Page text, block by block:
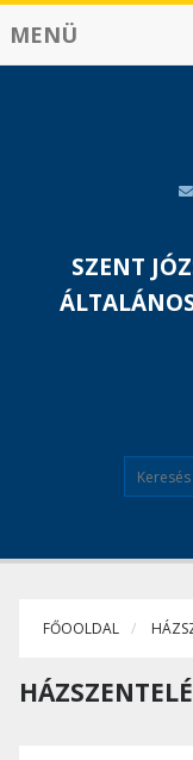
MENÜ
SZENT
FŐOOLDAL